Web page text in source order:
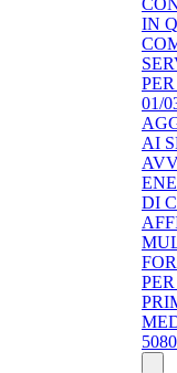
IN
01/
AI
DI